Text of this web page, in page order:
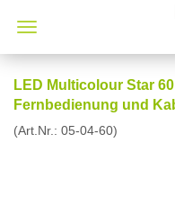
LED Multicolour Star
Fernbedienung und
(Art.Nr.: 05-04-60)